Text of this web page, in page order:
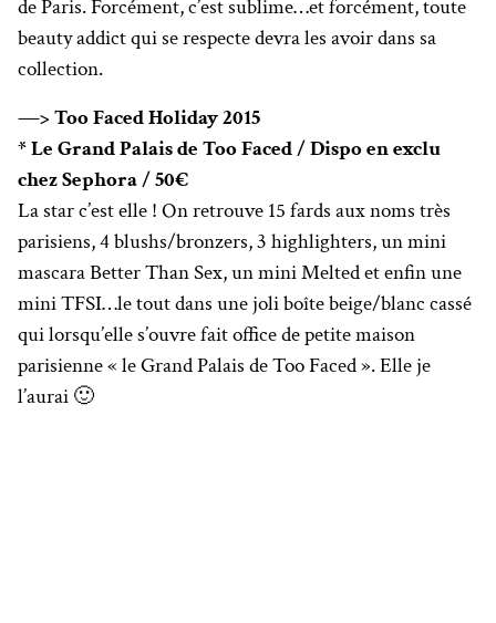
de Paris. Forcément, c’est sublime…et forcément, toute
beauty addict qui se respecte devra les avoir dans sa
collection.
—> Too Faced Holiday 2015
* Le Grand Palais de Too Faced / Dispo en exclu
chez Sephora / 50€
La star c’est elle ! On retrouve 15 fards aux noms très
parisiens, 4 blushs/bronzers, 3 highlighters, un mini
mascara Better Than Sex, un mini Melted et enfin une
mini TFSI…le tout dans une joli boîte beige/blanc cassé
qui lorsqu’elle s’ouvre fait office de petite maison
parisienne « le Grand Palais de Too Faced ». Elle je
l’aurai 🙂